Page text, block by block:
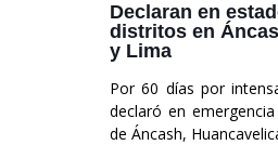
Declaran en
distritos en
y Lima
Por 60 días por
declaró en
de Áncash,